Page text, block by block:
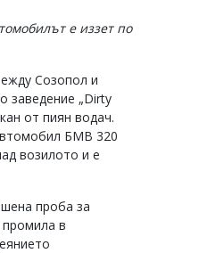
е иззет по
Созопол и
заведение „Dirty
от пиян водач.
БМВ 320
возилото и е
проба за
в